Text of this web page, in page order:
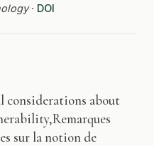
· DOI
considerations about
sur la notion de